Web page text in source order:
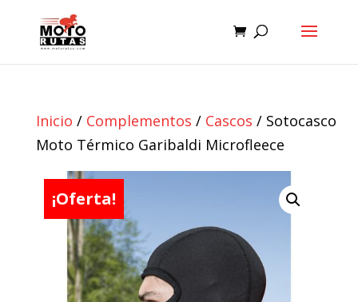
Inicio / Complementos / Cascos / Sotocasco
Moto Térmico Garibaldi Microfleece
¡Oferta!